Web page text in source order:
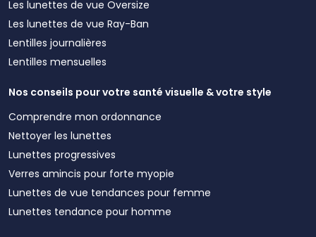
Les lunettes de vue Oversize
Les lunettes de vue Ray-Ban
Lentilles journalières
Lentilles mensuelles
Nos conseils pour votre santé visuelle & votre style
Comprendre mon ordonnance
Nettoyer les lunettes
Lunettes progressives
Verres amincis pour forte myopie
Lunettes de vue tendances pour femme
Lunettes tendance pour homme